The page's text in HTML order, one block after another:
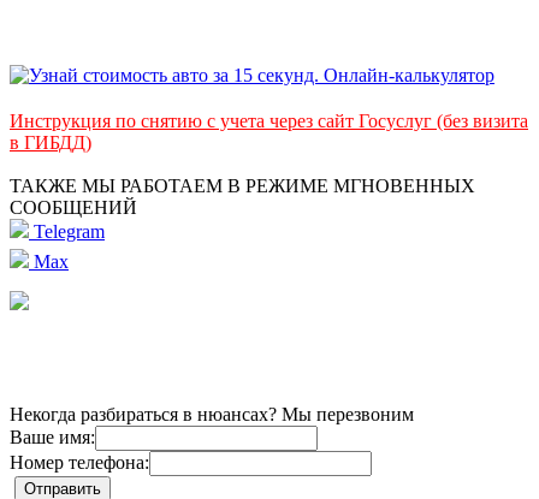
Инструкция по снятию с учета через сайт Госуслуг (без визита
в ГИБДД)
ТАКЖЕ МЫ РАБОТАЕМ В РЕЖИМЕ МГНОВЕННЫХ
СООБЩЕНИЙ
Telegram
Max
Некогда разбираться в нюансах? Мы перезвоним
Ваше имя:
Номер телефона: